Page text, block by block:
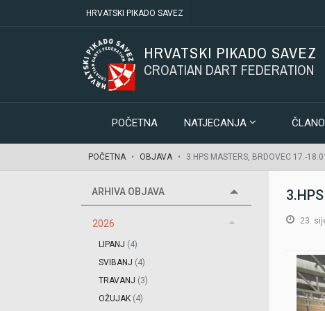
HRVATSKI PIKADO SAVEZ
HRVATSKI PIKADO SAVEZ
CROATIAN DART FEDERATION
POČETNA NATJECANJA
POČETNA OBJAVA 3.HPS MASTERS, BRDOVEC 17.-
ARHIVA OBJAVA
2026
LIPANJ (4)
SVIBANJ (4)
TRAVANJ (3)
OŽUJAK (4)
23.